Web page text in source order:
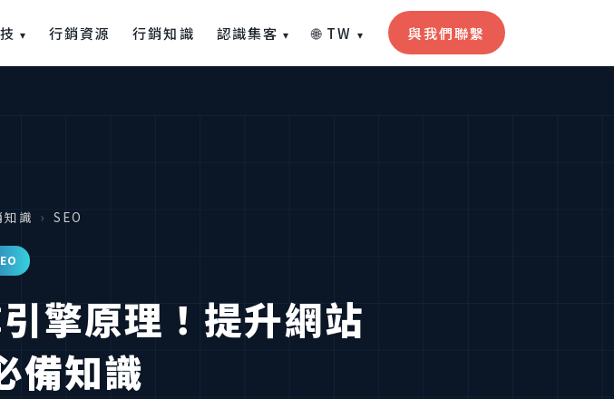
▾ 行銷資源 行銷知識 認識集客 ▾ 🌐 TW ▾ 與我們聯繫
知識 › SEO
擎原理！提升網站
備知識